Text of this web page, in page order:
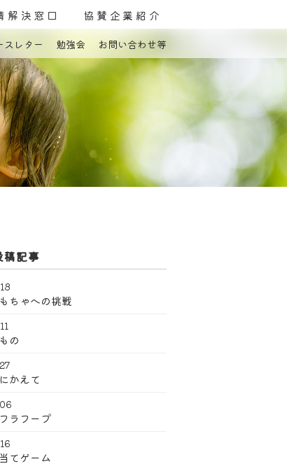
解決窓口 協賛企業紹介
スレター 勉強会
親の会
お問い合わせ等
よくある質問
お問い合わせ
稿記事
ちゃへの挑戦
の
かえて
ラフープ
てゲーム